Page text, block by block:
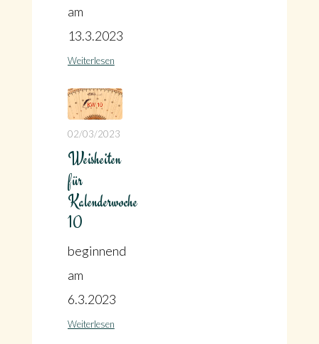
am
13.3.2023
Weiterlesen
02/03/2023
Weisheiten
für
Kalenderwoche
10
beginnend
am
6.3.2023
Weiterlesen